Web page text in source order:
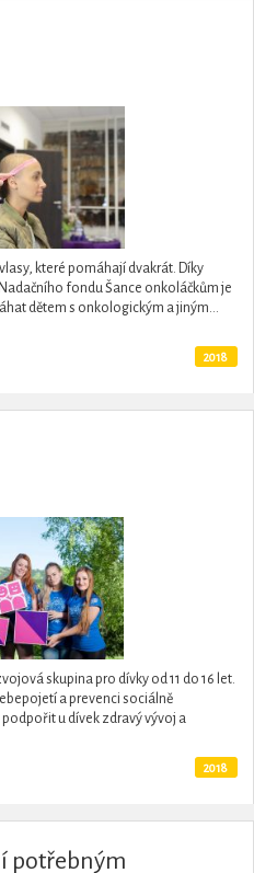
které pomáhají dvakrát. Díky
fondu Šance onkoláčkům je
dětem s onkologickým a jiným...
2018
skupina pro dívky od 11 do 16 let.
a prevenci sociálně
u dívek zdravý vývoj a
2018
potřebným